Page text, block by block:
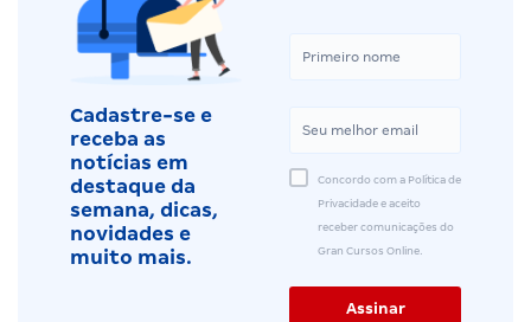
Cadastre-se e
receba as
notícias em
destaque da
semana, dicas,
novidades e
muito mais.
Concordo com a Política de
Privacidade e aceito
receber comunicações do
Gran Cursos Online.